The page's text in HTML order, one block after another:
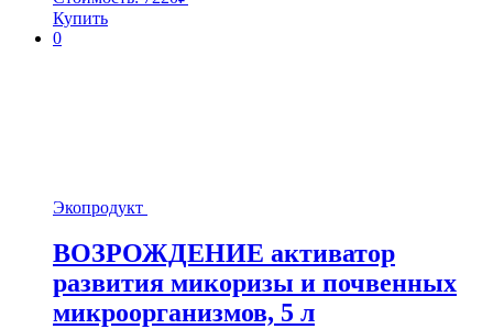
Купить
0
Экопродукт
ВОЗРОЖДЕНИЕ активатор
развития микоризы и почвенных
микроорганизмов, 5 л